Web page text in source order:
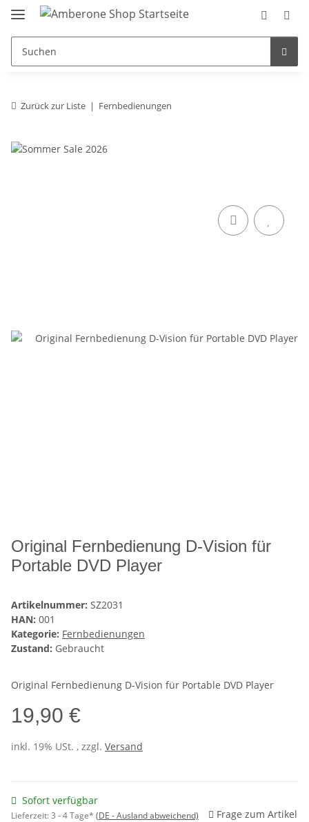
Zurück zur Liste Fernbedienungen
Original Fernbedienung D-Vision für
Portable DVD Player
Artikelnummer: SZ2031
HAN: 001
Kategorie: Fernbedienungen
Zustand: Gebraucht
Original Fernbedienung D-Vision für Portable DVD Player
19,90 €
inkl. 19% USt. , zzgl. Versand
Sofort verfügbar
Lieferzeit:3 - 4 Tage* (DE - Ausland abweichend) Frage zum Artikel